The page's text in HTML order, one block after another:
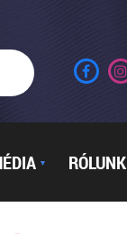
▼ RÓLUNK